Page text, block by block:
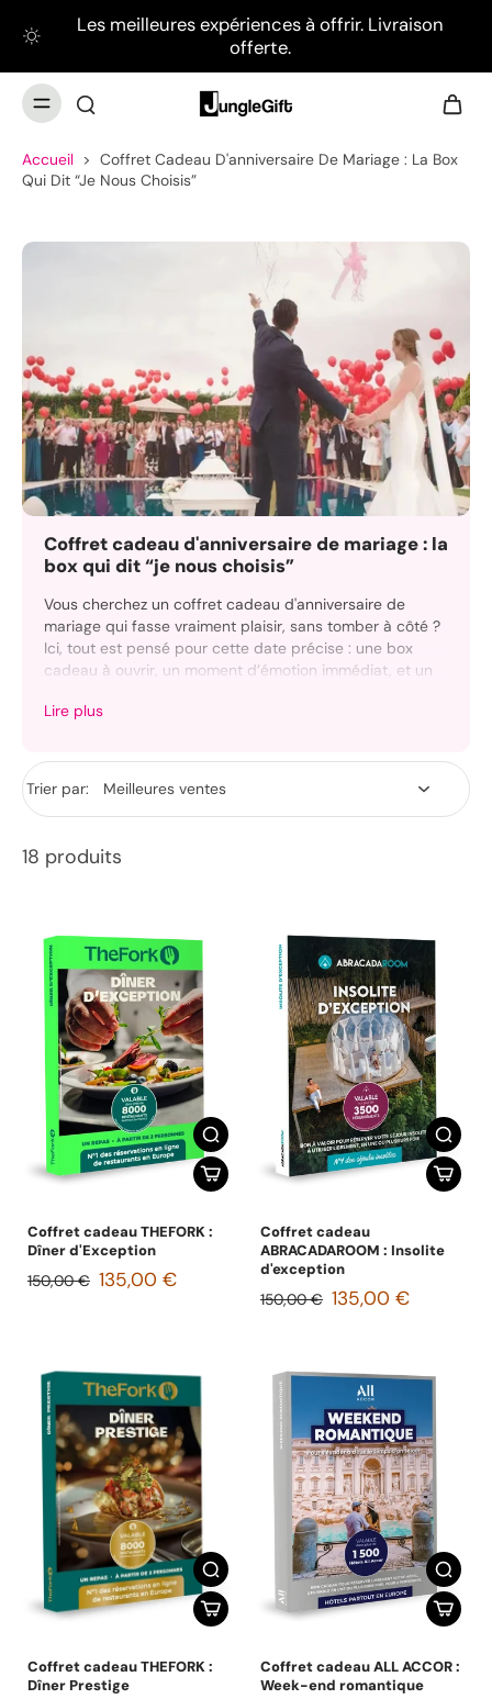
Les meilleures expériences à offrir. Livraison
offerte.
Accueil > Coffret Cadeau D'anniversaire De Mariage : La Box
Qui Dit “je Nous Choisis”
Coffret cadeau d'anniversaire de mariage : la
box qui dit “je nous choisis”
Vous cherchez un coffret cadeau d'anniversaire de
mariage qui fasse vraiment plaisir, sans tomber à côté ?
Ici, tout est pensé pour cette date précise : une box
cadeau à ouvrir, un moment d’émotion immédiat, et un
des proches, choisissez entre un coffret prêt à offrir ou
une carte cadeau plus flexible. Ajoutez une touche de
personnalisation et profitez d’une livraison adaptée à
l’occasion.
Lire plus
Trier par:
18 produits
Coffret cadeau THEFORK :
Dîner d'Exception
150,00 € 135,00 €
Coffret cadeau
ABRACADAROOM : Insolite
d'exception
150,00 € 135,00 €
Coffret cadeau THEFORK :
Dîner Prestige
Coffret cadeau ALL ACCOR :
Week-end romantique